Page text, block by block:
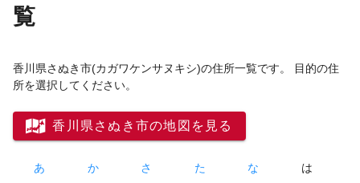
覧
香川県さぬき市(カガワケンサヌキシ)の住所一覧です。 目的の住
所を選択してください。
香川県さぬき市の地図を見る
あ か さ た な は